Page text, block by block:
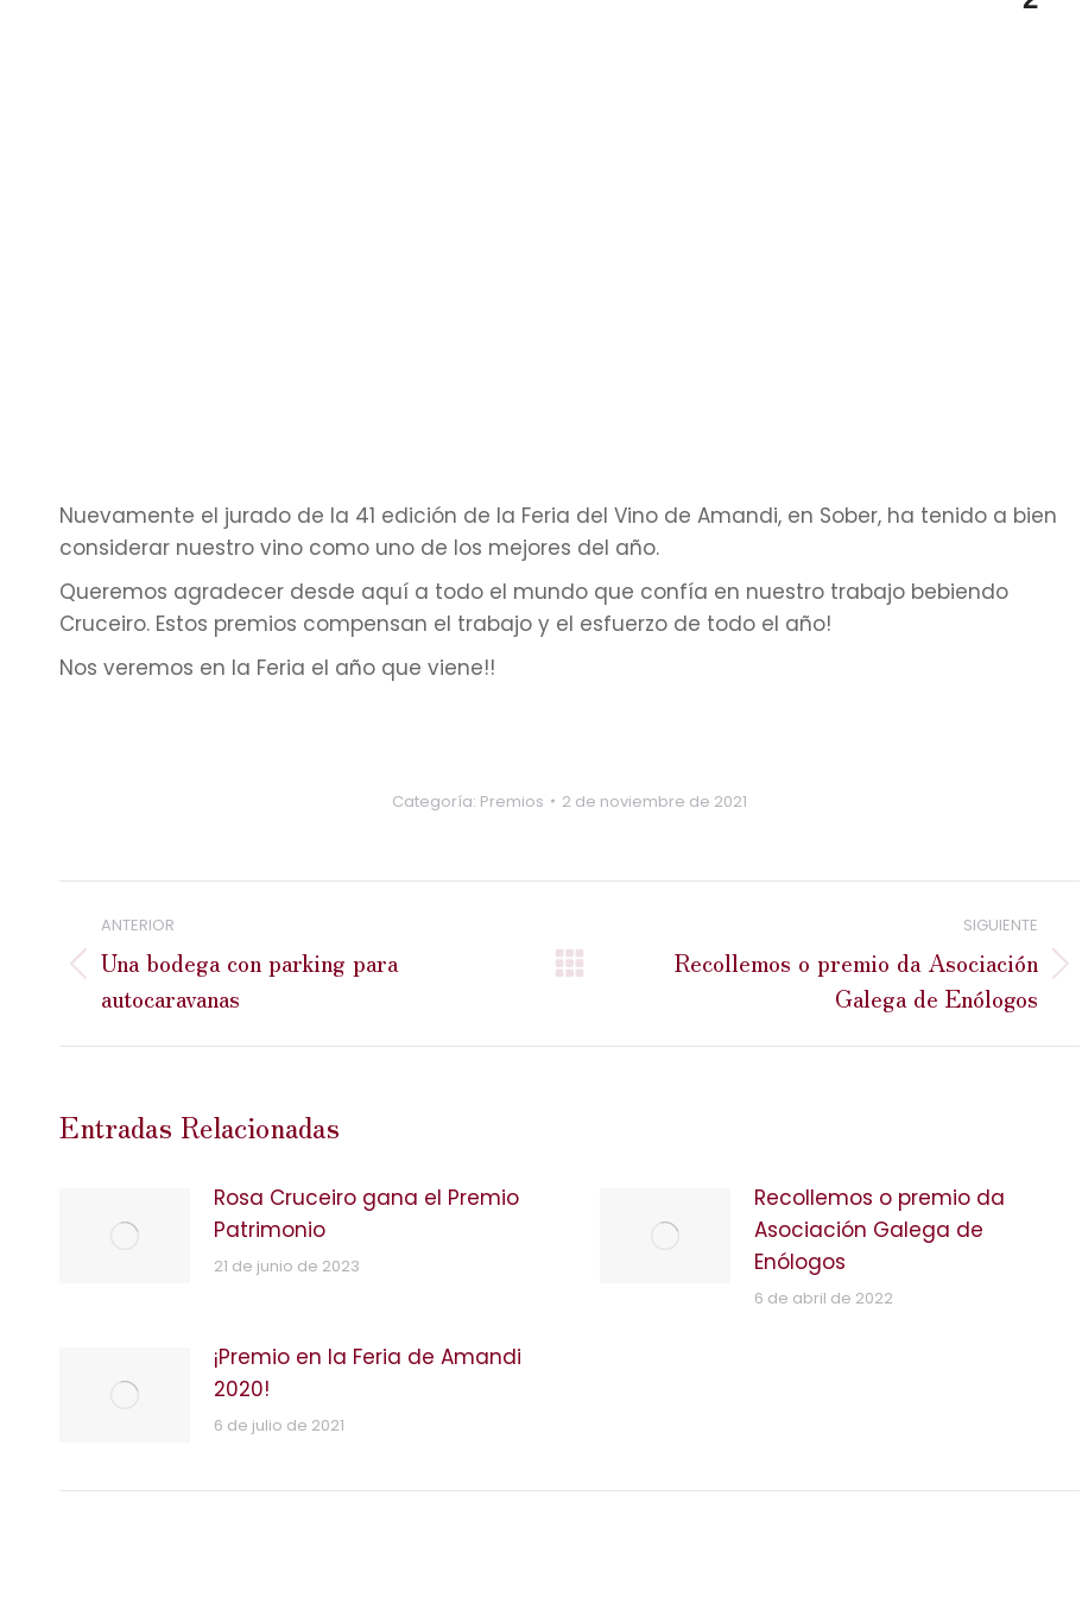
Nuevamente el jurado de la 41 edición de la Feria del Vino de Amandi, en Sober, ha tenido a bien
considerar nuestro vino como uno de los mejores del año.
Queremos agradecer desde aquí a todo el mundo que confía en nuestro trabajo bebiendo
Cruceiro. Estos premios compensan el trabajo y el esfuerzo de todo el año!
Nos veremos en la Feria el año que viene!!
Categoría: Premios 2 de noviembre de 2021
entre
publicaciones
ANTERIOR
Publicación
anterior:
Una bodega con parking para
autocaravanas
SIGUIENTE
Publicación
Recollemos o premio da Asociación
Galega de Enólogos
Entradas Relacionadas
Rosa Cruceiro gana el Premio
Patrimonio
21 de junio de 2023
Recollemos o premio da
Asociación Galega de
Enólogos
6 de abril de 2022
¡Premio en la Feria de Amandi
2020!
6 de julio de 2021